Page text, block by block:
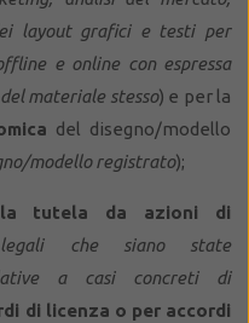
layout grafici e testi per
e online con espressa
materiale stesso) e per la
del disegno/modello
modello registrato);
la tutela da azioni di
che siano state
a casi concreti di
di licenza o per accordi